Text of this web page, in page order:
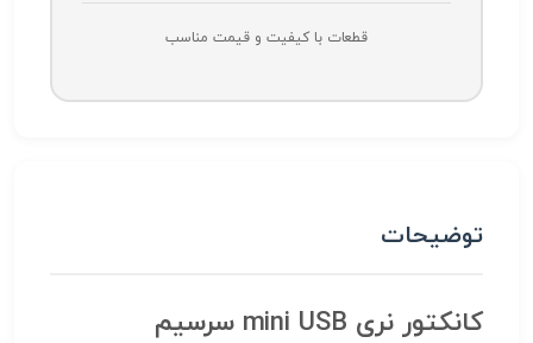
قطعات با کیفیت و قیمت مناسب
توضیحات
کانکتور نری mini USB سرسیم